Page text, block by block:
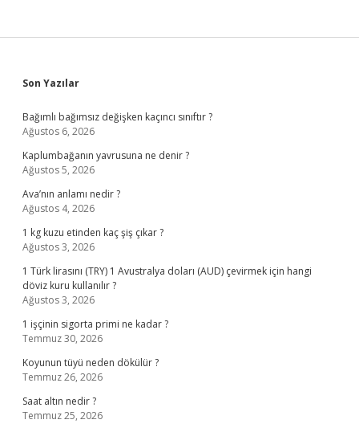
Sidebar
Son Yazılar
Bağımlı bağımsız değişken kaçıncı sınıftır ?
Ağustos 6, 2026
Kaplumbağanın yavrusuna ne denir ?
Ağustos 5, 2026
Ava’nın anlamı nedir ?
Ağustos 4, 2026
1 kg kuzu etinden kaç şiş çıkar ?
Ağustos 3, 2026
1 Türk lirasını (TRY) 1 Avustralya doları (AUD) çevirmek için hangi
döviz kuru kullanılır ?
Ağustos 3, 2026
1 işçinin sigorta primi ne kadar ?
Temmuz 30, 2026
Koyunun tüyü neden dökülür ?
Temmuz 26, 2026
Saat altın nedir ?
Temmuz 25, 2026